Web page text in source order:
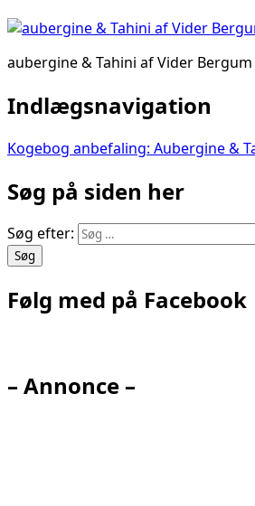
aubergine & Tahini af Vider
Indlægsnavigation
Kogebog anbefaling: Aubergine &
Søg på siden her
Søg efter:
Følg med på Facebook
– Annonce –